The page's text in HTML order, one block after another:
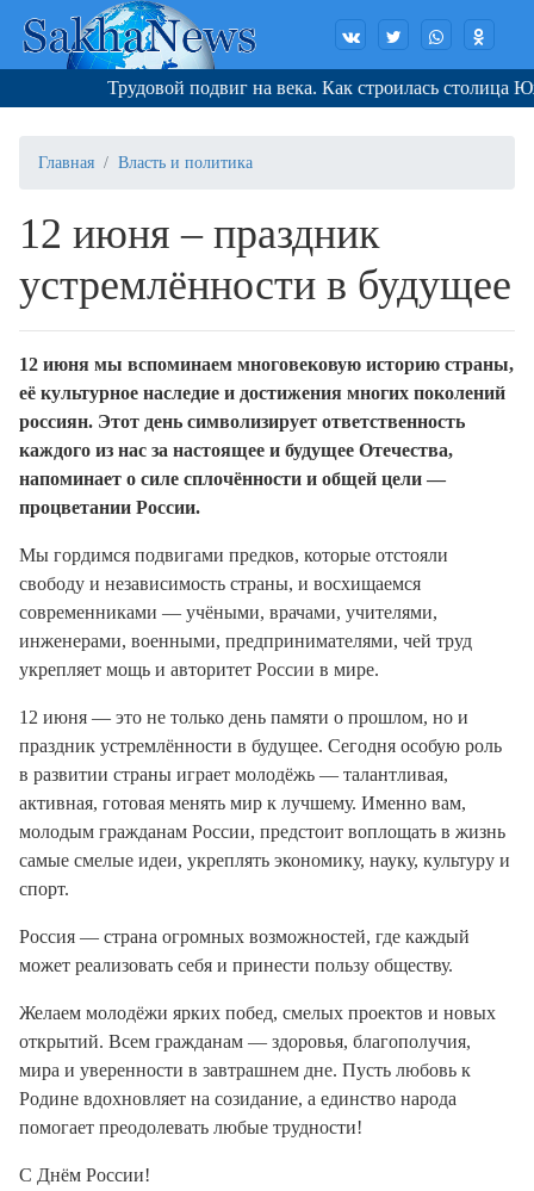
Трудовой подвиг на века. Как строилась столица
Главная Власть и политика
12 июня – праздник
устремлённости в будущее
12 июня мы вспоминаем многовековую историю страны,
её культурное наследие и достижения многих поколений
россиян. Этот день символизирует ответственность
каждого из нас за настоящее и будущее Отечества,
напоминает о силе сплочённости и общей цели —
процветании России.
Мы гордимся подвигами предков, которые отстояли
свободу и независимость страны, и восхищаемся
современниками — учёными, врачами, учителями,
инженерами, военными, предпринимателями, чей труд
укрепляет мощь и авторитет России в мире.
12 июня — это не только день памяти о прошлом, но и
праздник устремлённости в будущее. Сегодня особую роль
в развитии страны играет молодёжь — талантливая,
активная, готовая менять мир к лучшему. Именно вам,
молодым гражданам России, предстоит воплощать в жизнь
самые смелые идеи, укреплять экономику, науку, культуру и
спорт.
Россия — страна огромных возможностей, где каждый
может реализовать себя и принести пользу обществу.
Желаем молодёжи ярких побед, смелых проектов и новых
открытий. Всем гражданам — здоровья, благополучия,
мира и уверенности в завтрашнем дне. Пусть любовь к
Родине вдохновляет на созидание, а единство народа
помогает преодолевать любые трудности!
С Днём России!